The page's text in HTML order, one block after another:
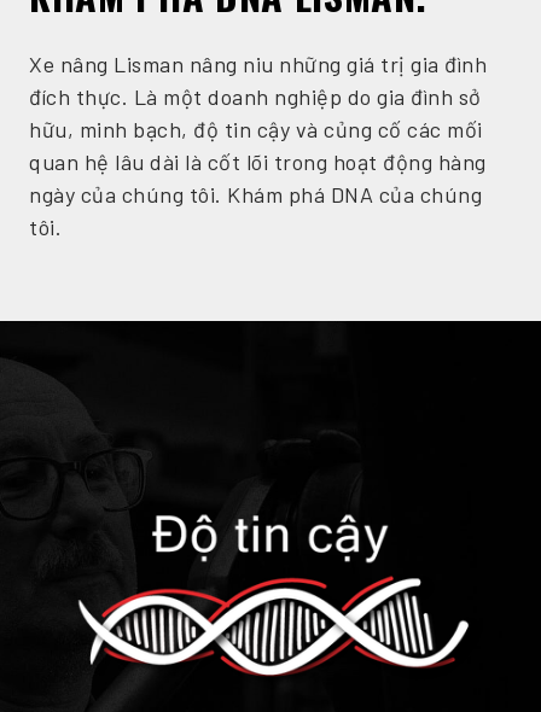
Xe nâng Lisman nâng niu những giá trị gia đình
đích thực. Là một doanh nghiệp do gia đình sở
hữu, minh bạch, độ tin cậy và củng cố các mối
quan hệ lâu dài là cốt lõi trong hoạt động hàng
ngày của chúng tôi. Khám phá DNA của chúng
tôi.